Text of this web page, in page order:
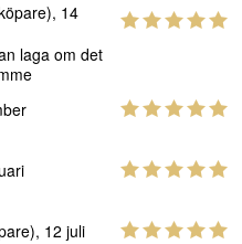
14
laga om det
12 juli